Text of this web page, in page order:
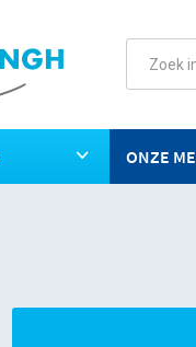
ONZE